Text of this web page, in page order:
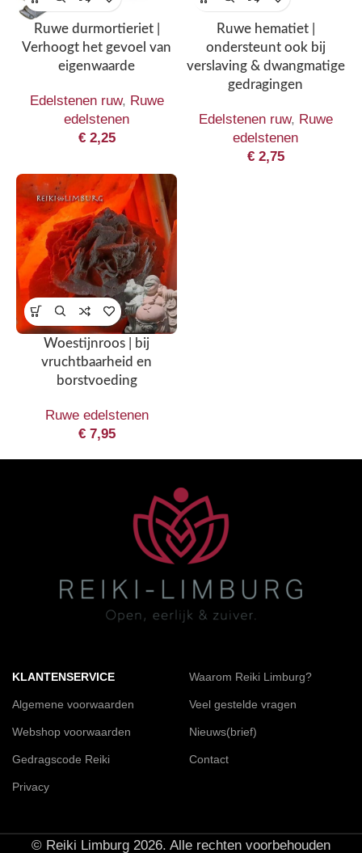
Ruwe durmortieriet |
Verhoogt het gevoel van
eigenwaarde
Edelstenen ruw, Ruwe
edelstenen
€2,25
Ruwe hematiet |
ondersteunt ook bij
verslaving & dwangmatige
gedragingen
Edelstenen ruw, Ruwe
edelstenen
€2,75
Woestijnroos | bij
vruchtbaarheid en
borstvoeding
Ruwe edelstenen
€7,95
KLANTENSERVICE
Algemene voorwaarden
Webshop voorwaarden
Gedragscode Reiki
Privacy
Waarom Reiki Limburg?
Veel gestelde vragen
Nieuws(brief)
Contact
© Reiki Limburg 2026. Alle rechten voorbehouden